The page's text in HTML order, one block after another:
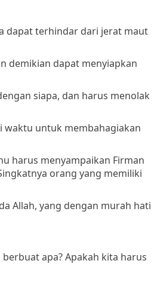
dapat terhindar dari jerat maut
demikian dapat menyiapkan
siapa, dan harus menolak
waktu untuk membahagiakan
harus menyampaikan Firman
orang yang memiliki
Allah, yang dengan murah hati
apa? Apakah kita harus